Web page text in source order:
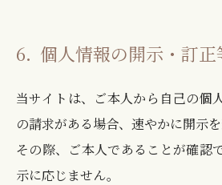
6．個人情報の開示・訂正
当サイトは、ご本人から自己の個
の請求がある場合、速やかに開示を
その際、ご本人であることが確認
示に応じません。